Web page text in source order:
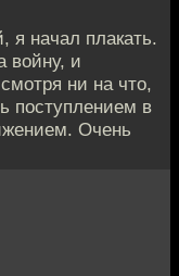
я начал плакать.
войну, и
ни на что,
поступлением в
Очень